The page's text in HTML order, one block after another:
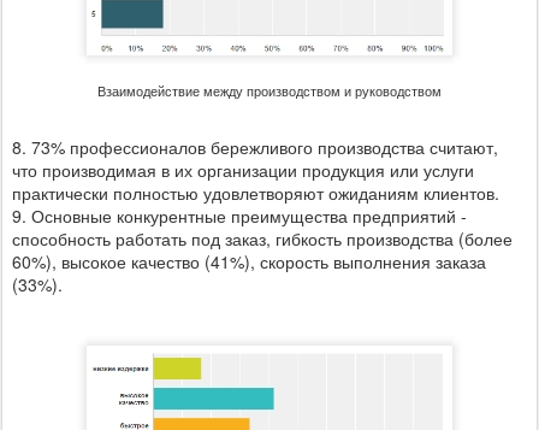
Взаимодействие между производством и руководством
8. 73% профессионалов бережливого производства считают,
что производимая в их организации продукция или услуги
практически полностью удовлетворяют ожиданиям клиентов.
9. Основные конкурентные преимущества предприятий -
способность работать под заказ, гибкость производства (более
60%), высокое качество (41%), скорость выполнения заказа
(33%).